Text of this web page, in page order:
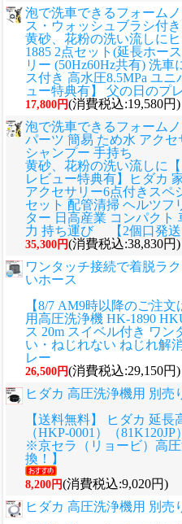
泡で洗車できるフォーム
ス・ウォッシュブラシ付き
黄砂、花粉の洗い流しに
1885 2点セット(延長ホー
リー (50Hz60Hz共有) 洗
ス付き 高水圧8.5MPa ユ
ュー特典有】 父の日のプ
17,800円(消費税込:19,580円)
泡で洗車できるフォーム
パーツ 簡易 ため水 アク
シャンプー 手持ち
黄砂、花粉の洗い流しに
レビュー特典有】ヒダカ
アクセサリー6点付きスペ
セット 配管清掃 ヘルツフ
ター 日高産業 コンパクト
力 持ち運び 【2個口発送
35,300円(消費税込:38,830円)
ワンタッチ接続で着脱ラ
いホース
【8/7 AM9時以降のご注
用高圧洗浄機 HK-1890
ス 20m スイベル付き ワ
い・ねじれない ねじれ解
レー
26,500円(消費税込:29,150円)
ヒダカ 高圧洗浄機用 別売
【送料無料】 ヒダカ 延長
（HKP-0001）（81K120JP）
※京セラ（リョービ）高
換！】
8,200円(消費税込:9,020円)
ヒダカ 高圧洗浄機用 別売